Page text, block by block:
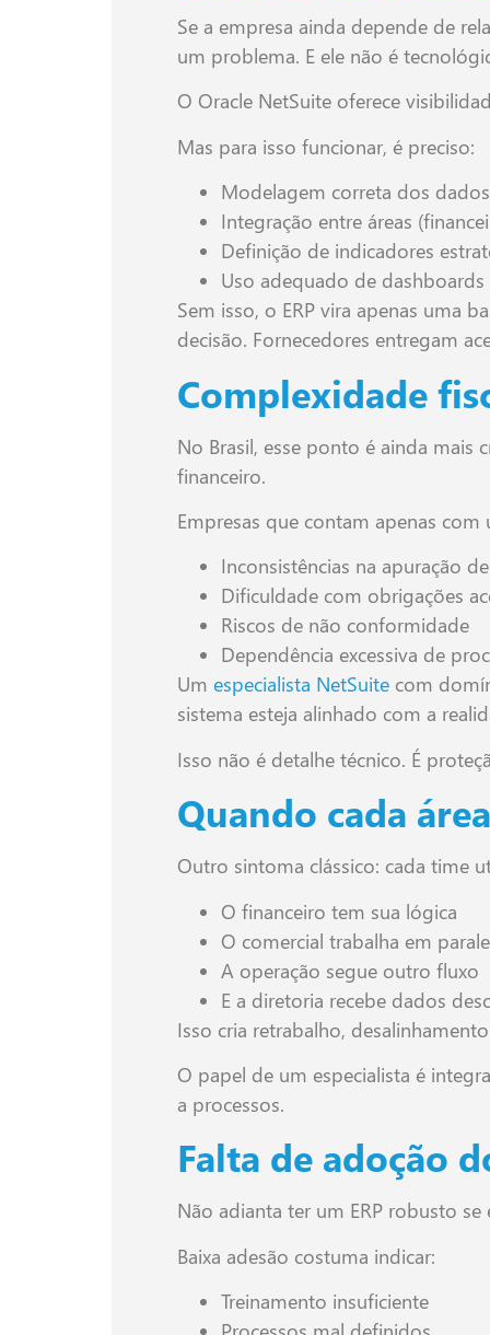
Se a empresa ainda depende de
um problema. E ele não é
O Oracle NetSuite oferece
Mas para isso funcionar, é preciso:
Modelagem correta dos dados
Integração entre áreas
Definição de indicadores
Uso adequado de dashboards
Sem isso, o ERP vira apenas uma
decisão. Fornecedores entregam
Complexidade
No Brasil, esse ponto é ainda mais
financeiro.
Empresas que contam apenas
Inconsistências na apuração
Dificuldade com obrigações
Riscos de não conformidade
Dependência excessiva de
Um especialista NetSuite com
sistema esteja alinhado com a
Isso não é detalhe técnico. É
Quando cada
Outro sintoma clássico: cada time
O financeiro tem sua lógica
O comercial trabalha em
A operação segue outro fluxo
E a diretoria recebe dados
Isso cria retrabalho,
O papel de um especialista é
a processos.
Falta de adoção
Não adianta ter um ERP robusto
Baixa adesão costuma indicar:
Treinamento insuficiente